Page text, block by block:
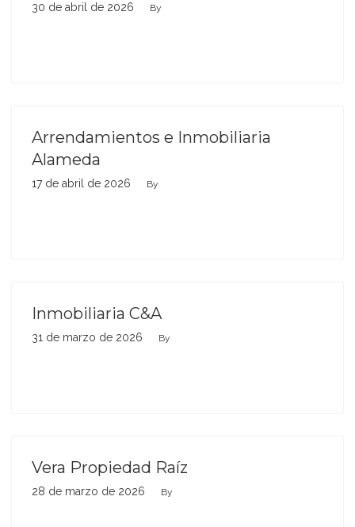
30 de abril de 2026 By
Arrendamientos e Inmobiliaria
Alameda
17 de abril de 2026 By
Inmobiliaria C&A
31 de marzo de 2026 By
Vera Propiedad Raíz
28 de marzo de 2026 By